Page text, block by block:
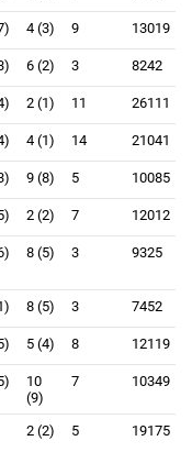
4 (3) 9 13019
6 (2) 3 8242
2 (1) 11 26111
4 (1) 14 21041
9 (8) 5 10085
2 (2) 7 12012
8 (5) 3 9325
8 (5) 3 7452
5 (4) 8 12119
10
(9)
7 10349
2 (2) 5 19175